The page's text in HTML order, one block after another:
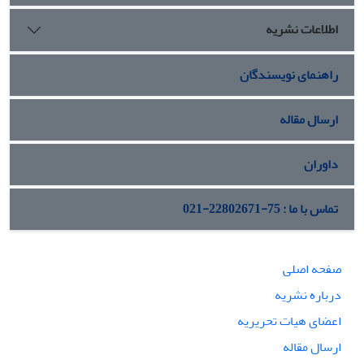
نموده است و حوزه‌هایی ازجمله بهداشت و سلامت، محیط‌زیست و
حکمرانی خوب را تهدید می‌کند که جز مورد آخر، سایر موارد جزء
تهدیدهای ذکرشده در سند راهبرد امنیت ملی روسیه هستند.
اطلاعات نشریه
راهنمای نویسندگان
ارسال مقاله
داوران
تماس با ما : 75-22802671-021
صفحه اصلی
درباره نشریه
اعضای هیات تحریریه
ارسال مقاله